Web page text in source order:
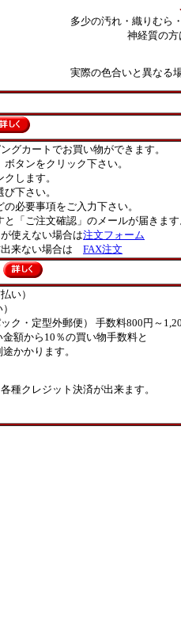
多少の汚れ・織りむら
神経質の
実際の色合いと異なる
グカートでお買い物ができます。
タンをクリック下さい。
します。
下さい。
必要事項をご入力下さい。
「ご注文確認」のメールが届きま
使えない場合は注文フォーム
来ない場合は FAX注文
い）
ク・定型外郵便） 手数料800円～
額から10％の買い物手数料と
かります。
クレジット決済が出来ます。